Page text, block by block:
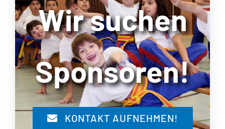
Wir suchen
Sponsoren!
KONTAKT AUFNEHMEN!